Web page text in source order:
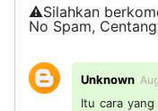
⚠️Silahkan
No Spam,
Unknown
Itu cara